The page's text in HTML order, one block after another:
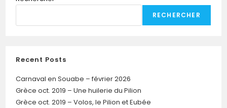
RECHERCHER
Recent Posts
Carnaval en Souabe – février 2026
Grèce oct. 2019 – Une huilerie du Pilion
Grèce oct. 2019 – Volos, le Pilion et Eubée